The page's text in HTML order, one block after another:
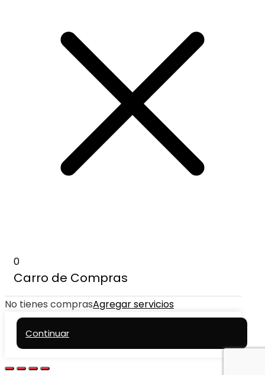
0
Carro de Compras
No tienes comprasAgregar servicios
Continuar